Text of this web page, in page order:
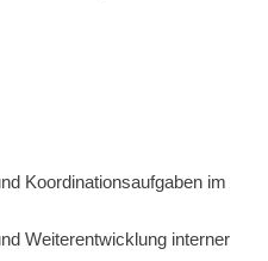
Koordinationsaufgaben im
Weiterentwicklung interner